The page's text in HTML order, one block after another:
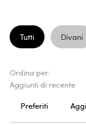
Tutti Divani
Ordina per:
Aggiunti di recente
Preferiti